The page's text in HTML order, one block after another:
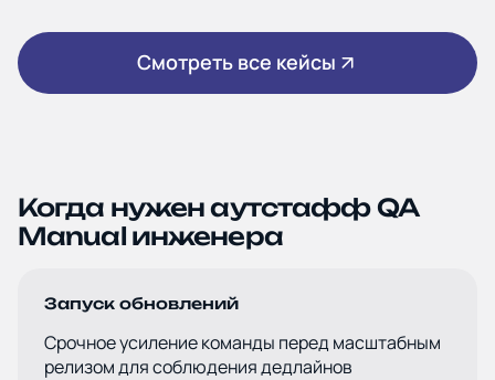
Смотреть все кейсы
Когда нужен аутстафф QA
Manual инженера
Запуск обновлений
Срочное усиление команды перед масштабным
релизом для соблюдения дедлайнов